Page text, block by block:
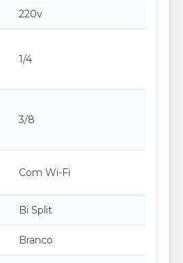
220v
1/4
3/8
Com Wi-Fi
Bi Split
Branco